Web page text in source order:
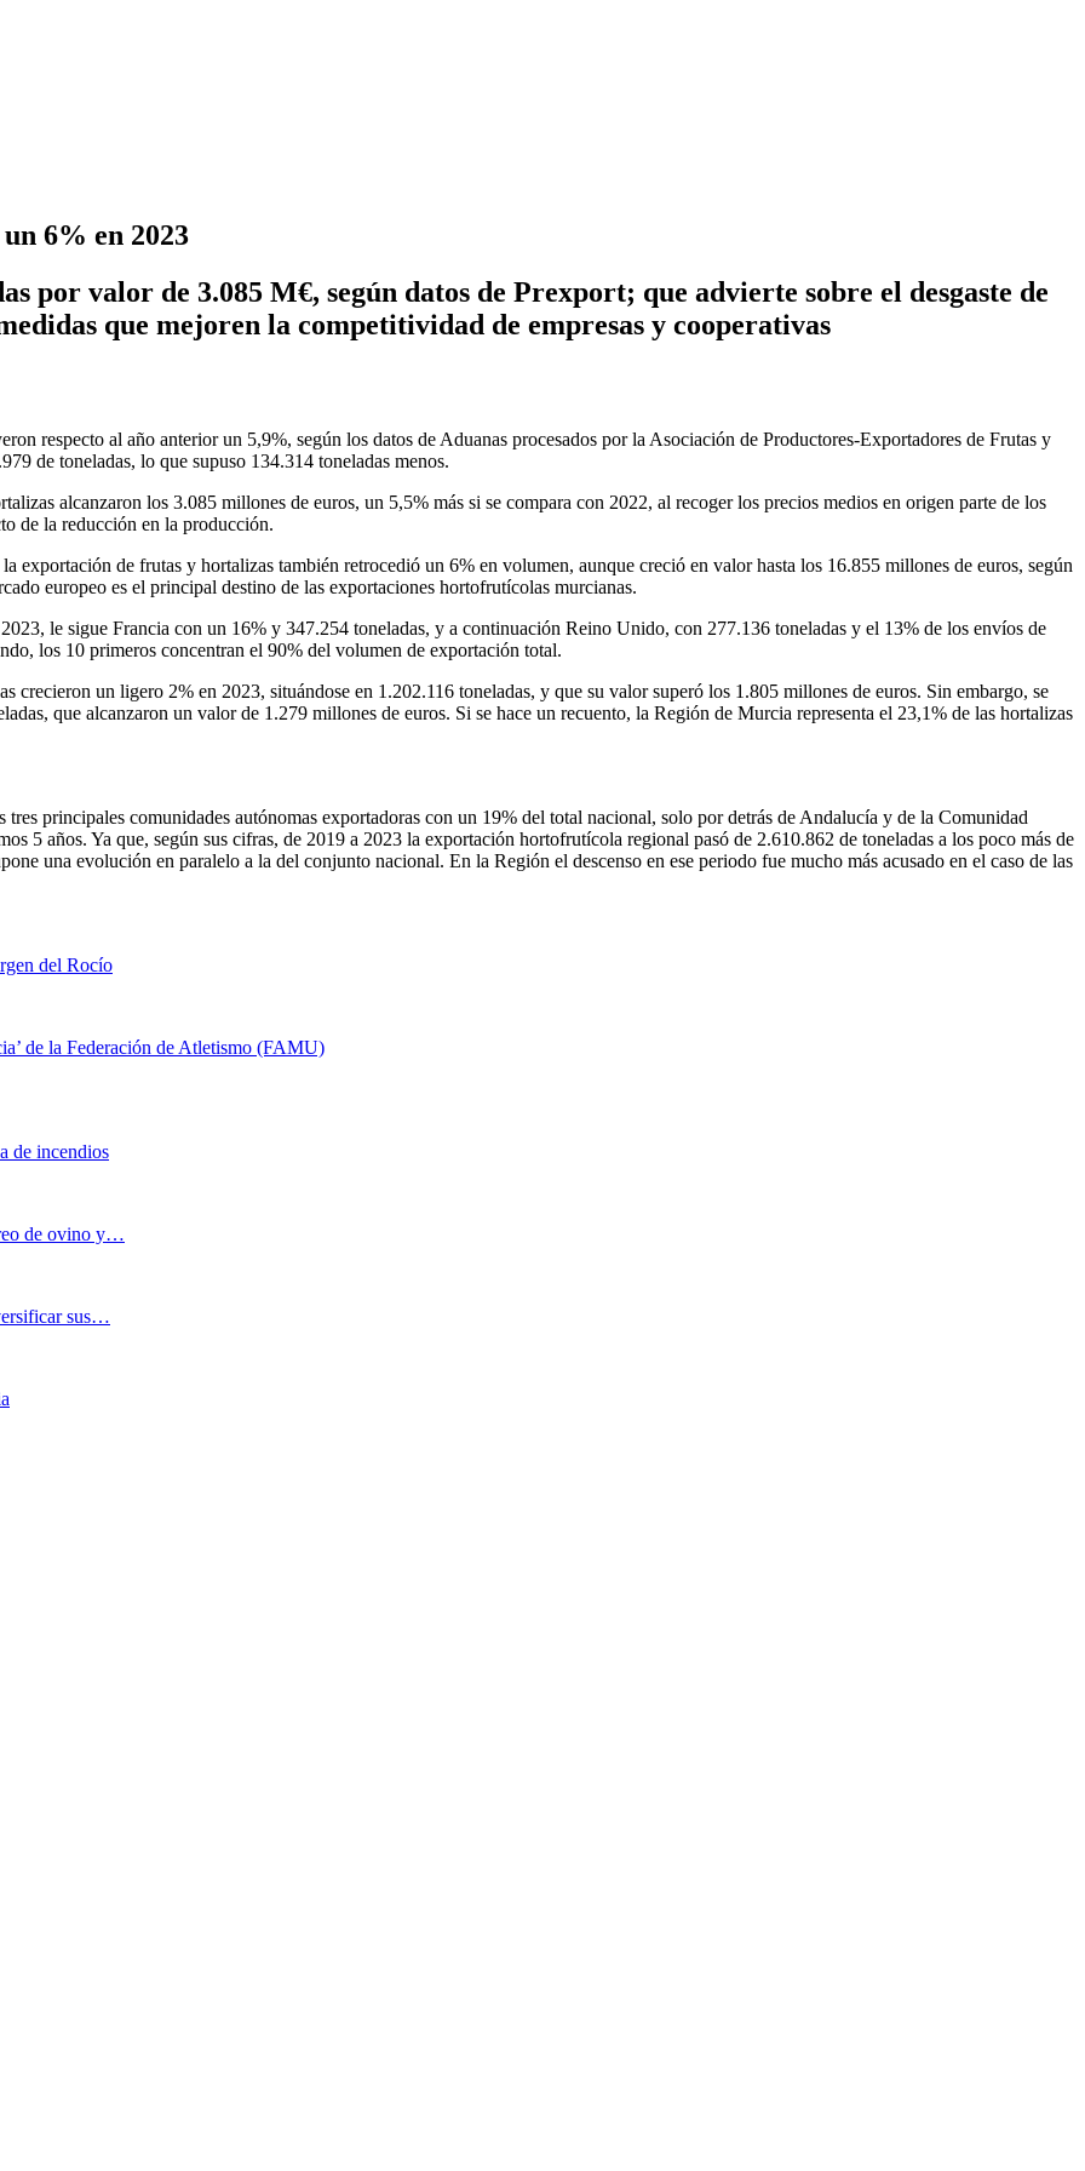
6% en 2023
por valor de 3.085 M€, según datos de Prexport; que advierte sobre el desgaste de
que mejoren la competitividad de empresas y cooperativas
respecto al año anterior un 5,9%, según los datos de Aduanas procesados por la Asociación de Productores-Exportadores de Frutas y
de toneladas, lo que supuso 134.314 toneladas menos.
alcanzaron los 3.085 millones de euros, un 5,5% más si se compara con 2022, al recoger los precios medios en origen parte de los
de la reducción en la producción.
exportación de frutas y hortalizas también retrocedió un 6% en volumen, aunque creció en valor hasta los 16.855 millones de euros, según
europeo es el principal destino de las exportaciones hortofrutícolas murcianas.
le sigue Francia con un 16% y 347.254 toneladas, y a continuación Reino Unido, con 277.136 toneladas y el 13% de los envíos de
los 10 primeros concentran el 90% del volumen de exportación total.
crecieron un ligero 2% en 2023, situándose en 1.202.116 toneladas, y que su valor superó los 1.805 millones de euros. Sin embargo, se
que alcanzaron un valor de 1.279 millones de euros. Si se hace un recuento, la Región de Murcia representa el 23,1% de las hortalizas
principales comunidades autónomas exportadoras con un 19% del total nacional, solo por detrás de Andalucía y de la Comunidad
5 años. Ya que, según sus cifras, de 2019 a 2023 la exportación hortofrutícola regional pasó de 2.610.862 de toneladas a los poco más de
una evolución en paralelo a la del conjunto nacional. En la Región el descenso en ese periodo fue mucho más acusado en el caso de las
del Rocío
de la Federación de Atletismo (FAMU)
de incendios
de ovino y…
sus…